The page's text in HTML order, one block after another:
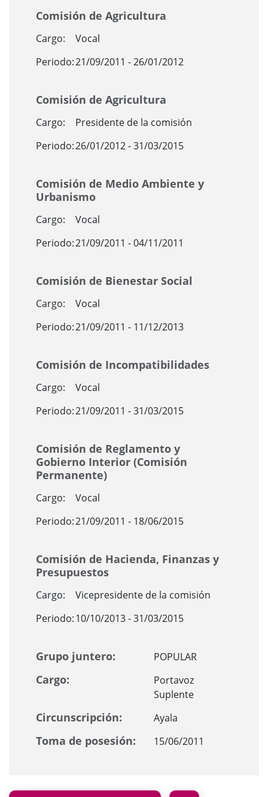
Comisión de Agricultura
Cargo:
Vocal
Periodo:21/09/2011 - 26/01/2012
Comisión de Agricultura
Cargo:
Presidente de la comisión
Periodo:26/01/2012 - 31/03/2015
Comisión de Medio Ambiente y
Urbanismo
Cargo:
Vocal
Periodo:21/09/2011 - 04/11/2011
Comisión de Bienestar Social
Cargo:
Vocal
Periodo:21/09/2011 - 11/12/2013
Comisión de Incompatibilidades
Cargo:
Vocal
Periodo:21/09/2011 - 31/03/2015
Comisión de Reglamento y
Gobierno Interior (Comisión
Permanente)
Cargo:
Vocal
Periodo:21/09/2011 - 18/06/2015
Comisión de Hacienda, Finanzas y
Presupuestos
Cargo:
Vicepresidente de la comisión
Periodo:10/10/2013 - 31/03/2015
Grupo juntero: POPULAR
Cargo:
Portavoz
Suplente
Circunscripción: Ayala
Toma de posesión: 15/06/2011